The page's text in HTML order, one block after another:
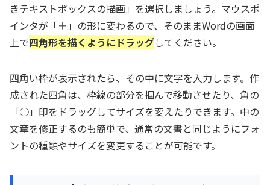
きテキストボックスの描画」を選択しましょう。マウスポ
インタが「＋」の形に変わるので、そのままWordの画面
上で四角形を描くようにドラッグしてください。
四角い枠が表示されたら、その中に文字を入力します。作
成された四角は、枠線の部分を掴んで移動させたり、角の
「○」印をドラッグしてサイズを変えたりできます。中の
文章を修正するのも簡単で、通常の文書と同じようにフォ
ントの種類やサイズを変更することが可能です。